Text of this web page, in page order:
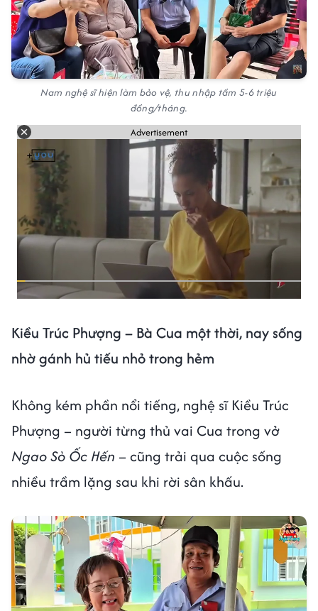
Nam nghệ sĩ hiện làm bảo vệ, thu nhập tầm 5-6 triệu
đồng/tháng.
Advertisement
Kiều Trúc Phượng – Bà Cua một thời, nay sống
nhờ gánh hủ tiếu nhỏ trong hẻm
Không kém phần nổi tiếng, nghệ sĩ Kiều Trúc
Phượng – người từng thủ vai Cua trong vở
Ngao Sò Ốc Hến – cũng trải qua cuộc sống
nhiều trầm lặng sau khi rời sân khấu.